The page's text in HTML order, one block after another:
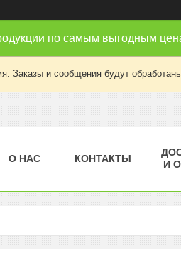
по самым выгодным
Заказы и сообщения будут
О НАС КОНТАКТЫ
И